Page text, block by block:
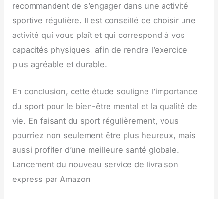
recommandent de s’engager dans une activité
sportive régulière. Il est conseillé de choisir une
activité qui vous plaît et qui correspond à vos
capacités physiques, afin de rendre l’exercice
plus agréable et durable.
En conclusion, cette étude souligne l’importance
du sport pour le bien-être mental et la qualité de
vie. En faisant du sport régulièrement, vous
pourriez non seulement être plus heureux, mais
aussi profiter d’une meilleure santé globale.
Lancement du nouveau service de livraison
express par Amazon